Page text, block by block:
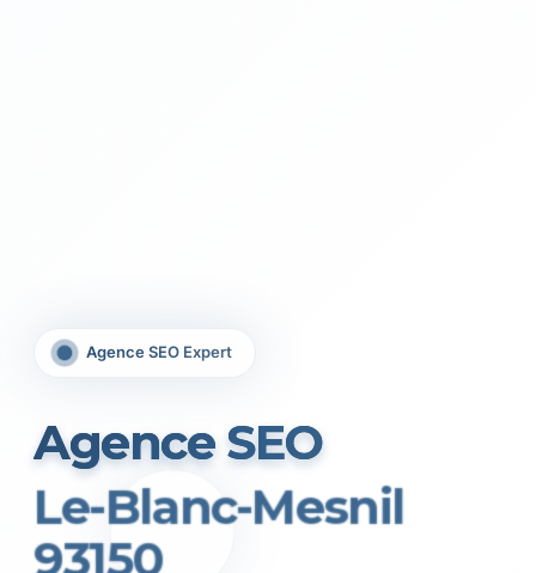
Agence SEO Expert
Agence SEO
Le-Blanc-Mesnil
93150